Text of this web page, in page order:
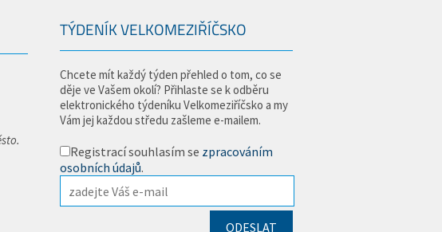
TÝDENÍK VELKOMEZIŘÍČSKO
Chcete mít každý týden přehled o tom, co se
děje ve Vašem okolí? Přihlaste se k odběru
elektronického týdeníku Velkomeziříčsko a my
Vám jej každou středu zašleme e-mailem.
Registrací souhlasím se zpracováním
osobních údajů.